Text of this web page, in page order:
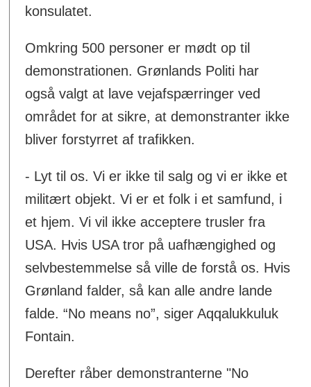
konsulatet.
Omkring 500 personer er mødt op til
demonstrationen. Grønlands Politi har
også valgt at lave vejafspærringer ved
området for at sikre, at demonstranter ikke
bliver forstyrret af trafikken.
- Lyt til os. Vi er ikke til salg og vi er ikke et
militært objekt. Vi er et folk i et samfund, i
et hjem. Vi vil ikke acceptere trusler fra
USA. Hvis USA tror på uafhængighed og
selvbestemmelse så ville de forstå os. Hvis
Grønland falder, så kan alle andre lande
falde. “No means no”, siger Aqqalukkuluk
Fontain.
Derefter råber demonstranterne "No